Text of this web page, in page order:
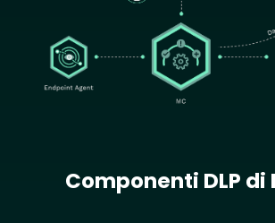
Componenti DLP di